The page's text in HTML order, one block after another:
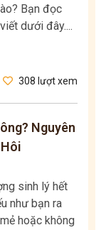
Bạn đọc
dưới đây....
308 lượt xem
Nguyên
sinh lý hết
như bạn ra
hoặc không